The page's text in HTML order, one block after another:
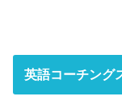
英語コーチング